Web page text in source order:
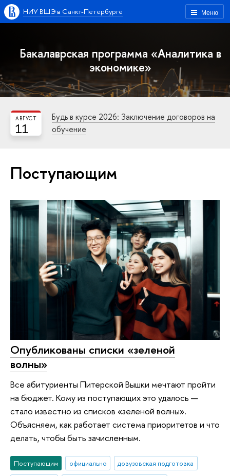
Меню
НИУ ВШЭ в Санкт-Петербурге
Бакалаврская программа «Аналитика в
экономике»
11
АВГУСТ
Будь в курсе 2026: Заключение договоров на
обучение
Поступающим
Опубликованы списки «зеленой
волны»
Все абитуриенты Питерской Вышки мечтают пройти
на бюджет. Кому из поступающих это удалось —
стало известно из списков «зеленой волны».
Объясняем, как работает система приоритетов и что
делать, чтобы быть зачисленным.
Поступающим официально
довузовская подготовка